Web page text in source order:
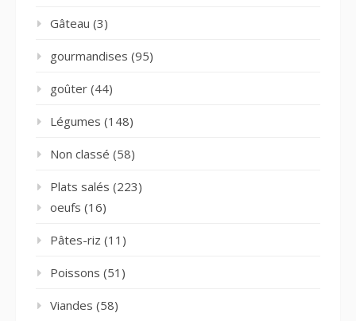
Gâteau (3)
gourmandises (95)
goûter (44)
Légumes (148)
Non classé (58)
Plats salés (223)
oeufs (16)
Pâtes-riz (11)
Poissons (51)
Viandes (58)